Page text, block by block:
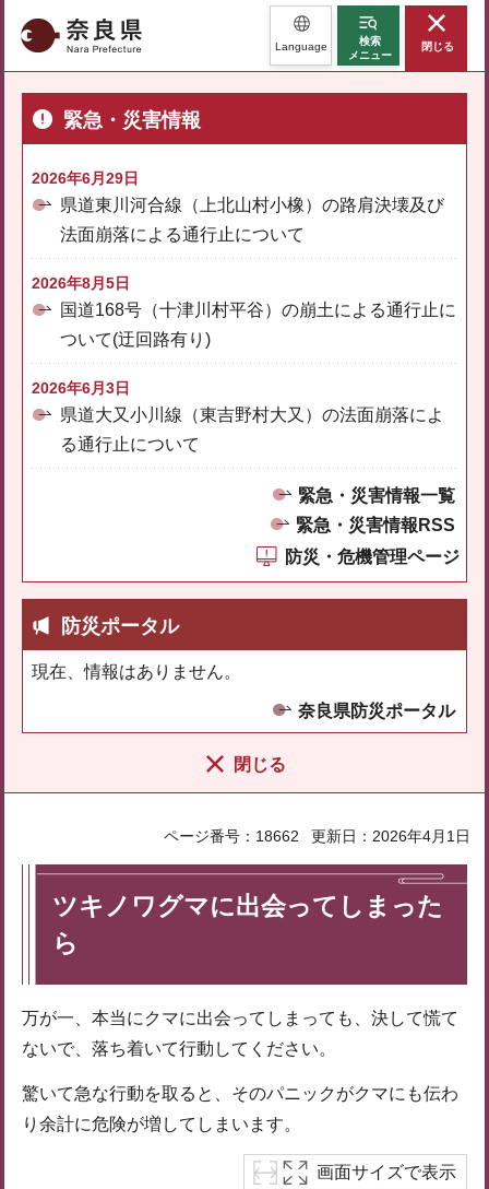
奈良県 Language
検索
メニュー
閉じる
緊急・災害情報
2026年6月29日
県道東川河合線（上北山村小橡）の路肩決壊及び
法面崩落による通行止について
2026年8月5日
国道168号（十津川村平谷）の崩土による通行止に
ついて(迂回路有り)
2026年6月3日
県道大又小川線（東吉野村大又）の法面崩落によ
る通行止について
緊急・災害情報一覧
緊急・災害情報RSS
防災・危機管理ページ
防災ポータル
現在、情報はありません。
奈良県防災ポータル
閉じる
ページ番号：18662 更新日：2026年4月1日
ツキノワグマに出会ってしまった
ら
万が一、本当にクマに出会ってしまっても、決して慌て
ないで、落ち着いて行動してください。
驚いて急な行動を取ると、そのパニックがクマにも伝わ
り余計に危険が増してしまいます。
画面サイズで表示